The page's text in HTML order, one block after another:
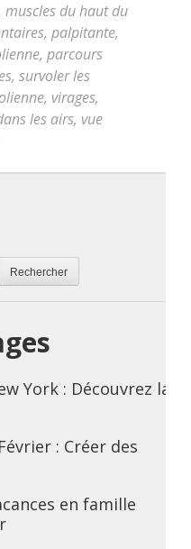
muscles du haut du
, palpitante,
, parcours
, survoler les
, virages,
les airs, vue
Rechercher
York : Découvrez la
: Créer des
en famille